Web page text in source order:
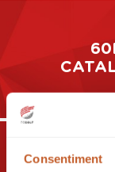
Consentiment